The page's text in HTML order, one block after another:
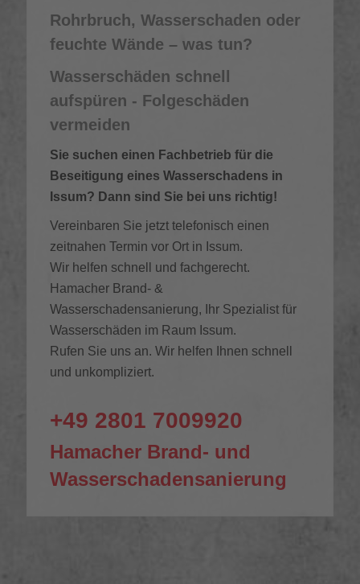
Rohrbruch, Wasserschaden oder
feuchte Wände – was tun?
Wasserschäden schnell
aufspüren - Folgeschäden
vermeiden
Sie suchen einen Fachbetrieb für die
Beseitigung eines Wasserschadens in
Issum? Dann sind Sie bei uns richtig!
Vereinbaren Sie jetzt telefonisch einen
zeitnahen Termin vor Ort in Issum.
Wir helfen schnell und fachgerecht.
Hamacher Brand- &
Wasserschadensanierung, Ihr Spezialist für
Wasserschäden im Raum Issum.
Rufen Sie uns an. Wir helfen Ihnen schnell
und unkompliziert.
+49 2801 7009920
Hamacher Brand- und
Wasserschadensanierung